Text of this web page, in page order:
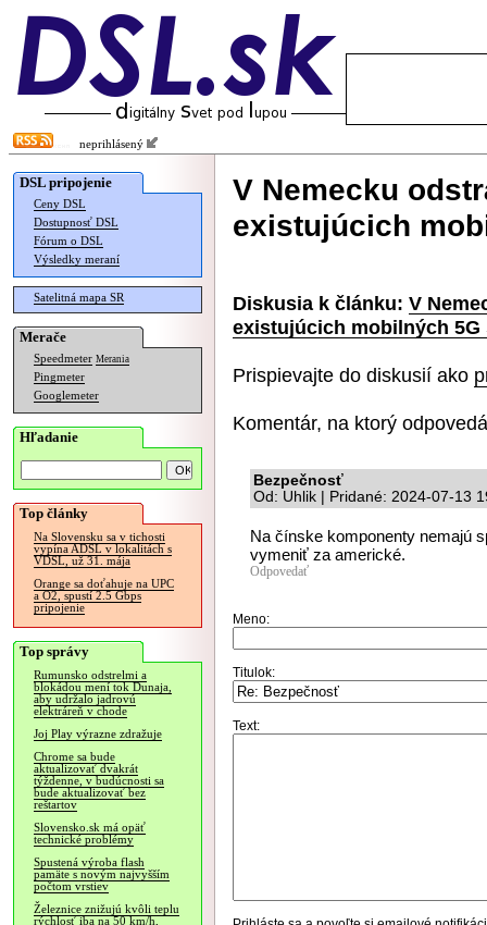
neprihlásený
DSL pripojenie
Ceny DSL
Dostupnosť DSL
Fórum o DSL
Výsledky meraní
Satelitná mapa SR
Merače
Speedmeter Merania
Pingmeter
Googlemeter
Hľadanie
Top články
Na Slovensku sa v tichosti
vypína ADSL v lokalitách s
VDSL, už 31. mája
Orange sa doťahuje na UPC
a O2, spustí 2.5 Gbps
pripojenie
Top správy
Rumunsko odstrelmi a
blokádou mení tok Dunaja,
aby udržalo jadrovú
elektráreň v chode
Joj Play výrazne zdražuje
Chrome sa bude
aktualizovať dvakrát
týždenne, v budúcnosti sa
bude aktualizovať bez
reštartov
Slovensko.sk má opäť
technické problémy
Spustená výroba flash
pamäte s novým najvyšším
počtom vrstiev
Železnice znižujú kvôli teplu
rýchlosť iba na 50 km/h,
V Nemecku
existujúcich
Diskusia k článku: V
existujúcich mobilných 5G
Prispievajte do diskusií ako
Komentár, na ktorý
Bezpečnosť
Od: Uhlik | Pridané: 2024-07-13
Na čínske komponenty nemajú
vymeniť za americké.
Odpovedať
Meno:
Titulok:
Text: